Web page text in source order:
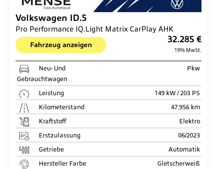
Volkswagen ID.5
Pro Performance IQ.Light Matrix CarPlay AHK
Fahrzeug anzeigen
32.285 €
19% MwSt.
Neu- Und
Gebrauchtwagen
Pkw
Leistung
149 kW / 203 PS
Kilometerstand
47.956 km
Kraftstoff
Elektro
Erstzulassung
06/2023
Getriebe
Automatik
Hersteller Farbe
Gletscherweiß